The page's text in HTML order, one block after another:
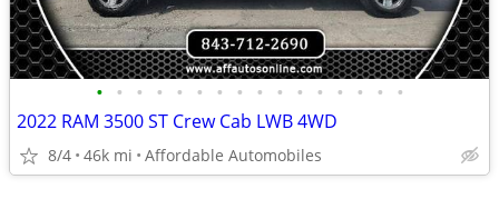
• • • • • • • • • • • • • • • •
2022 RAM 3500 ST Crew Cab LWB 4WD
8/4 46k mi Affordable Automobiles